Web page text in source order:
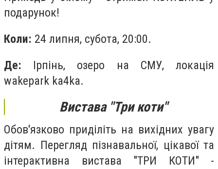
подарунок!
Коли: 24 липня, субота, 20:00.
Де: Ірпінь, озеро на СМУ, локація
wakepark ka4ka.
Вистава "Три коти"
Обов'язково приділіть на вихідних увагу
дітям. Перегляд пізнавальної, цікавої та
інтерактивна вистава "ТРИ КОТИ" -